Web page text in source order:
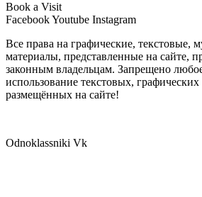
Book a Visit
FacebookYoutube Instagram
Все права на графические, текстовые,
материалы, представленные на сайте,
законным владельцам. Запрещено
использование текстовых,
размещённых на сайте!
Odnoklassniki Vk